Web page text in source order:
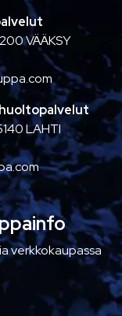
VÄÄKSY
LAHTI
verkkokaupassa